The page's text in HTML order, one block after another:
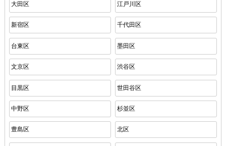
大田区 江戸川区
新宿区 千代田区
台東区 墨田区
文京区 渋谷区
目黒区 世田谷区
中野区 杉並区
豊島区 北区